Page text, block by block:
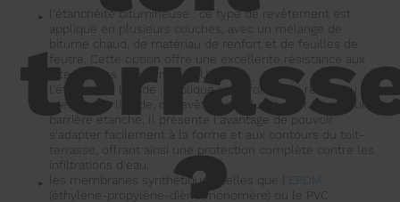
l'étanchéité bitumineuse : ce type de revêtement est
appliqué en plusieurs couches, avec un mélange de
bitume chaud, de matériau de renfort et de feuilles de
feutre. Cette option offre une excellente résistance aux
intempéries et aux rayons UV.
l'étanchéité liquide : appliqué sous forme de résine ou de
membrane liquide, ce revêtement durcit pour former une
barrière étanche. Il présente l'avantage de pouvoir
s'adapter facilement à la forme et aux contours du toit-
terrasse, offrant ainsi une protection complète contre les
infiltrations d'eau.
les membranes synthétiques, telles que l'
(éthylène-propylène-diène monomère) ou le PVC